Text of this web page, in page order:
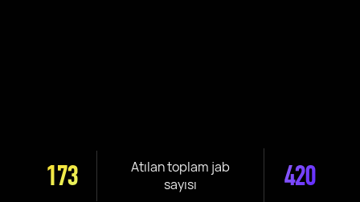
173
Atılan toplam jab
sayısı
420